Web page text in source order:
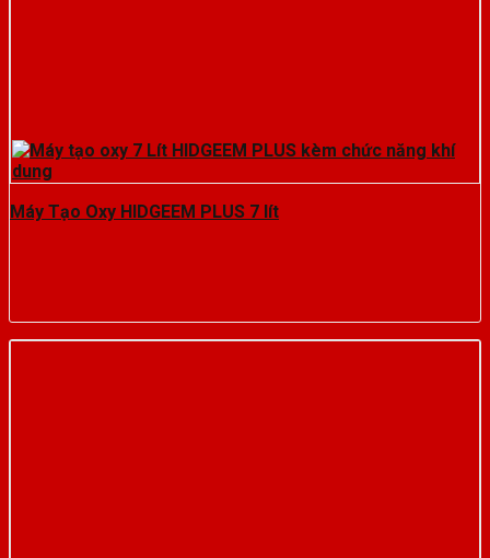
Máy Tạo Oxy HIDGEEM PLUS 7 lít